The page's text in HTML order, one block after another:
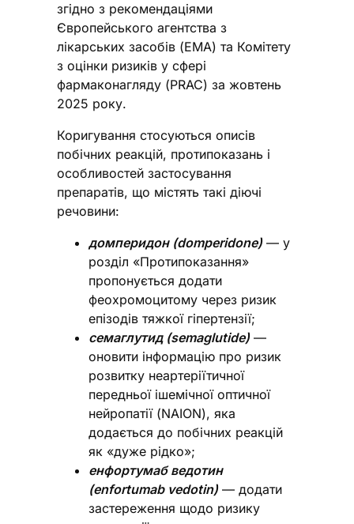
згідно з рекомендаціями
Європейського агентства з
лікарських засобів (EMA) та Комітету
з оцінки ризиків у сфері
фармаконагляду (PRAC) за жовтень
2025 року.
Коригування стосуються описів
побічних реакцій, протипоказань і
особливостей застосування
препаратів, що містять такі діючі
речовини:
домперидон (domperidone) — у
розділ «Протипоказання»
пропонується додати
феохромоцитому через ризик
епізодів тяжкої гіпертензії;
семаглутид (semaglutide) —
оновити інформацію про ризик
розвитку неартеріїтичної
передньої ішемічної оптичної
нейропатії (NAION), яка
додається до побічних реакцій
як «дуже рідко»;
енфортумаб ведотин
(enfortumab vedotin) — додати
застереження щодо ризику